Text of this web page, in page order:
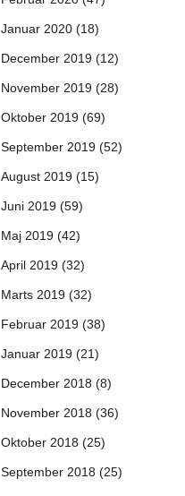
Januar 2020 (18)
December 2019 (12)
November 2019 (28)
Oktober 2019 (69)
September 2019 (52)
August 2019 (15)
Juni 2019 (59)
Maj 2019 (42)
April 2019 (32)
Marts 2019 (32)
Februar 2019 (38)
Januar 2019 (21)
December 2018 (8)
November 2018 (36)
Oktober 2018 (25)
September 2018 (25)